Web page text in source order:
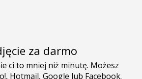
za darmo